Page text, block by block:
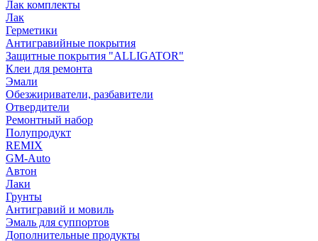
Лак комплекты
Лак
Герметики
Антигравийные покрытия
Защитные покрытия "ALLIGATOR"
Клеи для ремонта
Эмали
Обезжириватели, разбавители
Отвердители
Ремонтный набор
Полупродукт
REMIX
GM-Auto
Автон
Лаки
Грунты
Антигравий и мовиль
Эмаль для суппортов
Дополнительные продукты